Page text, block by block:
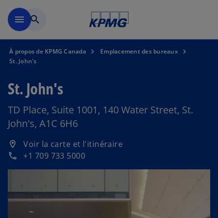
menu search
À propos de KPMG Canada
Emplacement des bureaux
St. John's
St. John's
TD Place, Suite 1001, 140 Water Street, St.
John's, A1C 6H6
location_on Voir la carte et l'itinéraire
s
’
o
v
r
phone +1 709 733 5000